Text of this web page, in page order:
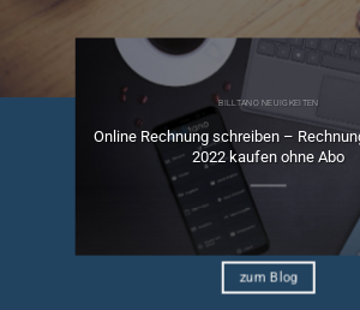
BILLTANO NEUIGKEITEN
Online Rechnung schreiben –
2022 kaufen ohne Abo
zum Blog